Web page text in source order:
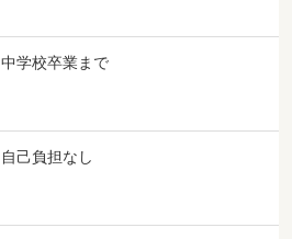
中学校卒業まで
自己負担なし